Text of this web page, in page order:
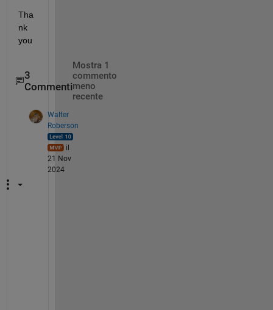
Tha
nk
you
3
Commenti
Mostra 1
commento
meno
recente
Walter
Roberson
il
21 Nov
2024